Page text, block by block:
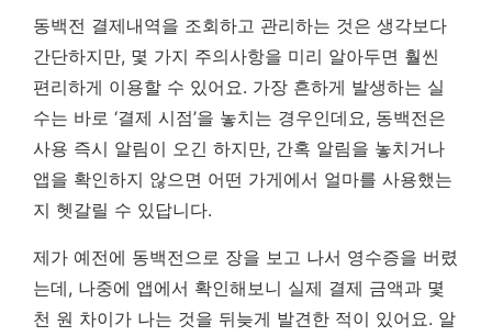
동백전 결제내역을 조회하고 관리하는 것은 생각보다
간단하지만, 몇 가지 주의사항을 미리 알아두면 훨씬
편리하게 이용할 수 있어요. 가장 흔하게 발생하는 실
수는 바로 ‘결제 시점’을 놓치는 경우인데요, 동백전은
사용 즉시 알림이 오긴 하지만, 간혹 알림을 놓치거나
앱을 확인하지 않으면 어떤 가게에서 얼마를 사용했는
지 헷갈릴 수 있답니다.
제가 예전에 동백전으로 장을 보고 나서 영수증을 버렸
는데, 나중에 앱에서 확인해보니 실제 결제 금액과 몇
천 원 차이가 나는 것을 뒤늦게 발견한 적이 있어요. 알